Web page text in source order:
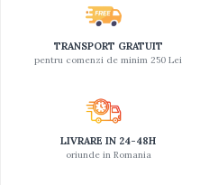
Vehicule de constructii
TRANSPORT GRATUIT
pentru comenzi de minim 250 Lei
LIVRARE IN 24-48H
oriunde in Romania